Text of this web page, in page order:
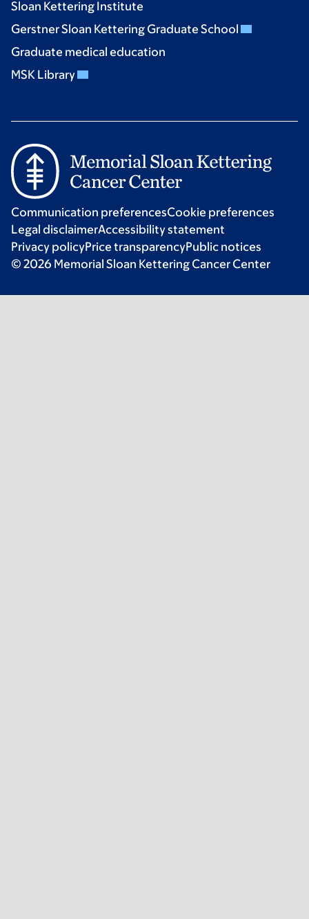
Sloan Kettering Institute
Gerstner Sloan Kettering Graduate School
Graduate medical education
MSK Library
Communication preferencesCookie preferences
Legal disclaimerAccessibility statement
Privacy policyPrice transparencyPublic notices
© 2026 Memorial Sloan Kettering Cancer Center